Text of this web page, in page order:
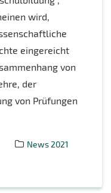
wird,
eingereicht
von
der
von Prüfungen
News 2021